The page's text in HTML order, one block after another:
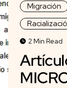
Migración
2 Min Read